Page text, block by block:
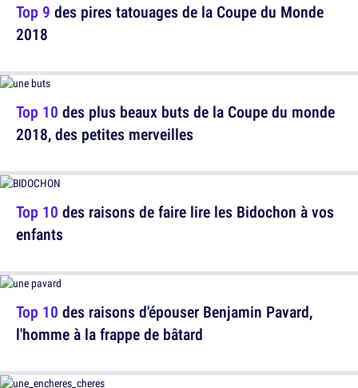
Top 9 des pires tatouages de la Coupe du Monde
2018
Top 10 des raisons de faire lire les Bidochon à vos
enfants
Top 10 des plus beaux buts de la Coupe du monde
2018, des petites merveilles
Top 10 des raisons d'épouser Benjamin Pavard,
l'homme à la frappe de bâtard